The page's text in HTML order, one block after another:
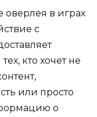
оверлея в играх
с
кто хочет не
или просто
о